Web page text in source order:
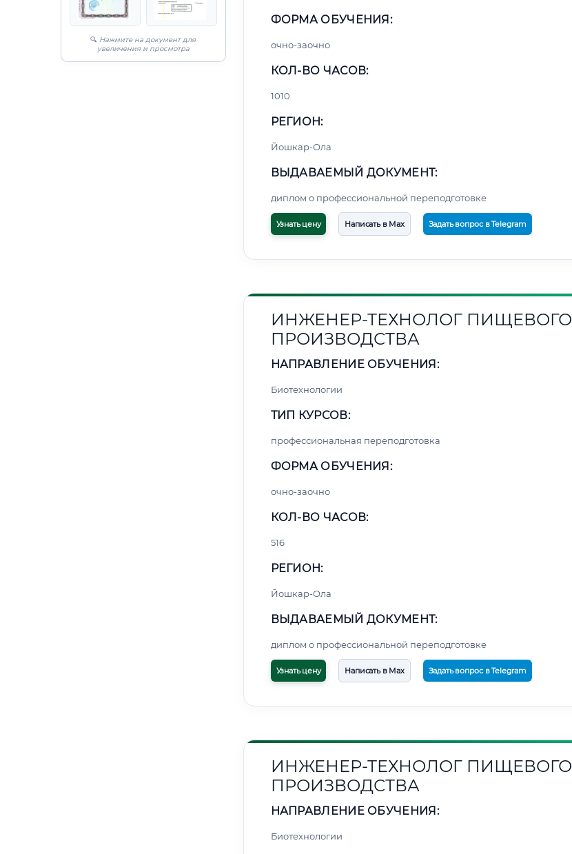
🔍 Нажмите на документ для
увеличения и просмотра
ФОРМА ОБУЧЕНИЯ:
очно-заочно
КОЛ-ВО ЧАСОВ:
1010
РЕГИОН:
Йошкар-Ола
ВЫДАВАЕМЫЙ ДОКУМЕНТ:
диплом о профессиональной переподготовке
Узнать цену Написать в Max Задать вопрос в Telegram
ИНЖЕНЕР-ТЕХНОЛОГ ПИЩЕВОГО
ПРОИЗВОДСТВА
НАПРАВЛЕНИЕ ОБУЧЕНИЯ:
Биотехнологии
ТИП КУРСОВ:
профессиональная переподготовка
ФОРМА ОБУЧЕНИЯ:
очно-заочно
КОЛ-ВО ЧАСОВ:
516
РЕГИОН:
Йошкар-Ола
ВЫДАВАЕМЫЙ ДОКУМЕНТ:
диплом о профессиональной переподготовке
Узнать цену Написать в Max Задать вопрос в Telegram
ИНЖЕНЕР-ТЕХНОЛОГ ПИЩЕВОГО
ПРОИЗВОДСТВА
НАПРАВЛЕНИЕ ОБУЧЕНИЯ:
Биотехнологии